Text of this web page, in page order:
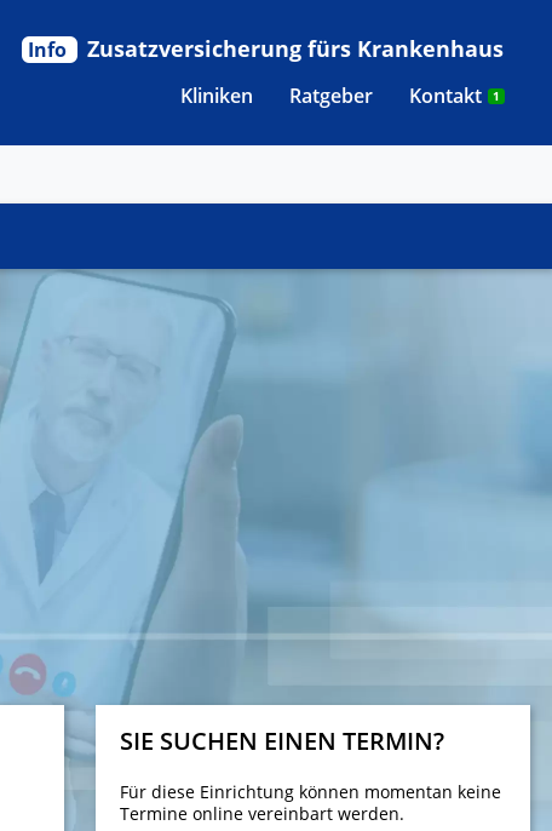
Kliniken
Ratgeber Kontakt 1
Info Zusatzversicherung fürs Krankenhaus
SIE SUCHEN EINEN TERMIN?
Für diese Einrichtung können momentan keine
Termine online vereinbart werden.